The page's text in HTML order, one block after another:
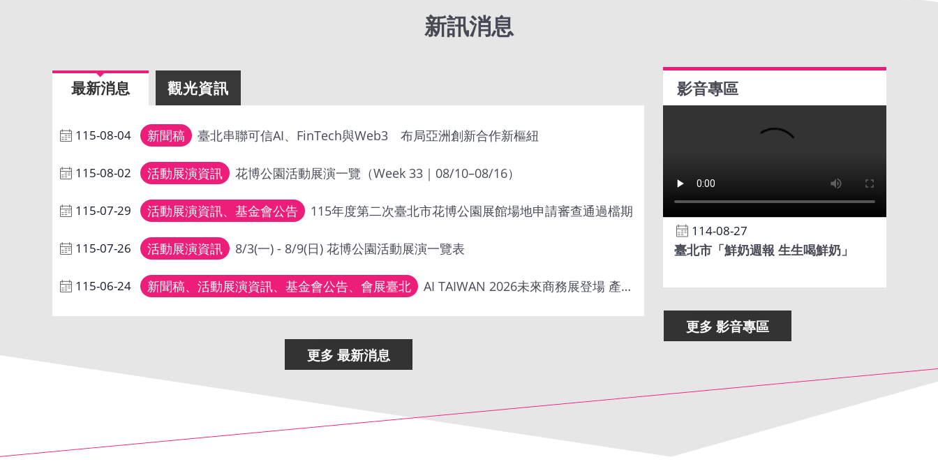
新訊消息
最新消息 觀光資訊
115-08-04 新聞稿 臺北串聯可信AI、FinTech與Web3 布局亞洲創新合作新樞紐
115-08-02 活動展演資訊 花博公園活動展演一覽（Week 33｜08/10–08/16）
115-07-29 活動展演資訊、基金會公告 115年度第二次臺北市花博公園展館場地申請審查通過檔期
115-07-26 活動展演資訊 8/3(一) - 8/9(日) 花博公園活動展演一覽表
115-06-24 新聞稿、活動展演資訊、基金會公告、會展臺北 AI TAIWAN 2026未來商務展登場 產官學研齊聚花博公園 探索AI落地應用新商機
更多 最新消息
影音專區
臺北市「鮮奶週報 生生喝鮮奶」
114-08-27
更多 影音專區